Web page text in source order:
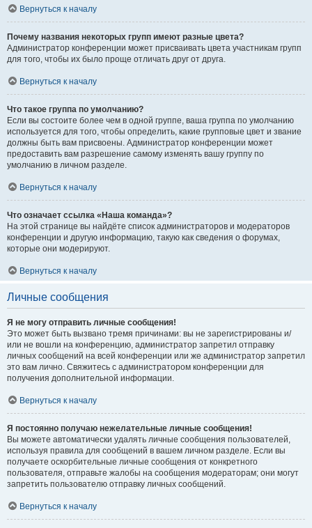
Вернуться к началу
Почему названия некоторых групп имеют разные цвета?
Администратор конференции может присваивать цвета участникам групп
для того, чтобы их было проще отличать друг от друга.
Вернуться к началу
Что такое группа по умолчанию?
Если вы состоите более чем в одной группе, ваша группа по умолчанию
используется для того, чтобы определить, какие групповые цвет и звание
должны быть вам присвоены. Администратор конференции может
предоставить вам разрешение самому изменять вашу группу по
умолчанию в личном разделе.
Вернуться к началу
Что означает ссылка «Наша команда»?
На этой странице вы найдёте список администраторов и модераторов
конференции и другую информацию, такую как сведения о форумах,
которые они модерируют.
Вернуться к началу
Личные сообщения
Я не могу отправить личные сообщения!
Это может быть вызвано тремя причинами: вы не зарегистрированы и/
или не вошли на конференцию, администратор запретил отправку
личных сообщений на всей конференции или же администратор запретил
это вам лично. Свяжитесь с администратором конференции для
получения дополнительной информации.
Вернуться к началу
Я постоянно получаю нежелательные личные сообщения!
Вы можете автоматически удалять личные сообщения пользователей,
используя правила для сообщений в вашем личном разделе. Если вы
получаете оскорбительные личные сообщения от конкретного
пользователя, отправьте жалобы на сообщения модераторам; они могут
запретить пользователю отправку личных сообщений.
Вернуться к началу